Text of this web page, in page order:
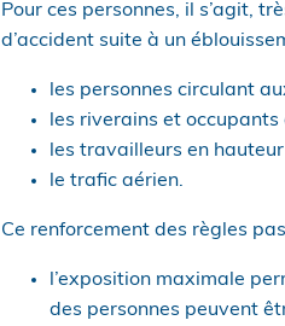
Pour ces personnes, il s’agit,
d’accident suite à un
les personnes circulant
les riverains et
les travailleurs en hauteur
le trafic aérien.
Ce renforcement des règles
l’exposition maximale
des personnes peuvent